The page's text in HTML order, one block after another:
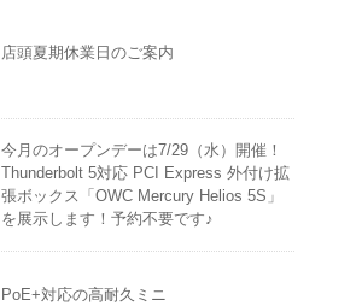
店頭夏期休業日のご案内
今月のオープンデーは7/29（水）開催！
Thunderbolt 5対応 PCI Express 外付け拡
張ボックス「OWC Mercury Helios 5S」
を展示します！予約不要です♪
PoE+対応の高耐久ミニ